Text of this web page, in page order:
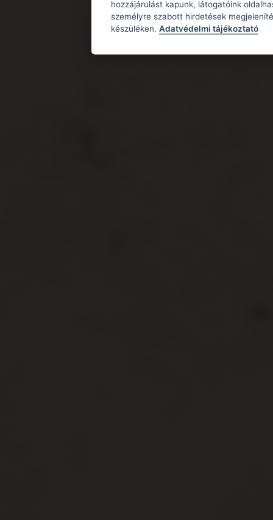
hozzájárulást kapunk, látogatóink
személyre szabott hirdetések
készüléken. Adatvédelmi tájékoztató